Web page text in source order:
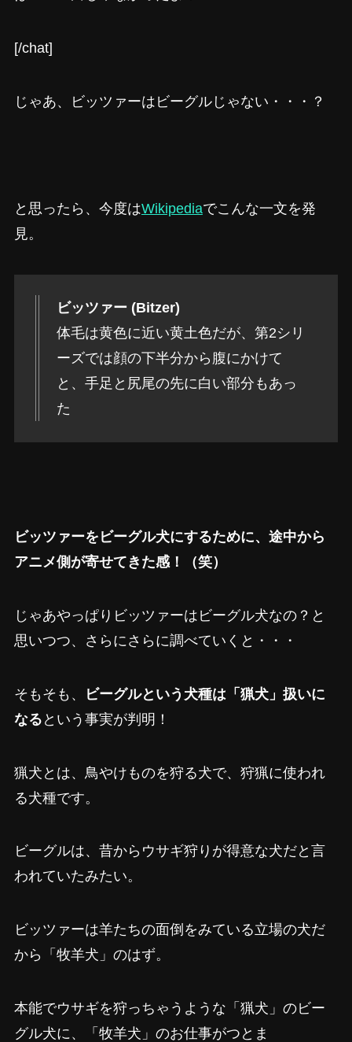
[/chat]
じゃあ、ビッツァーはビーグルじゃない・・・？
と思ったら、今度はWikipediaでこんな一文を発
見。
ビッツァー (Bitzer)
体毛は黄色に近い黄土色だが、第2シリ
ーズでは顔の下半分から腹にかけて
と、手足と尻尾の先に白い部分もあっ
た
ビッツァーをビーグル犬にするために、途中から
アニメ側が寄せてきた感！（笑）
じゃあやっぱりビッツァーはビーグル犬なの？と
思いつつ、さらにさらに調べていくと・・・
そもそも、
ビーグルという犬種は「猟犬」扱いに
なる という事実が判明！
猟犬とは、鳥やけものを狩る犬で、狩猟に使われ
る犬種です。
ビーグルは、昔からウサギ狩りが得意な犬だと言
われていたみたい。
ビッツァーは羊たちの面倒をみている立場の犬だ
から「牧羊犬」のはず。
本能でウサギを狩っちゃうような「猟犬」のビー
グル犬に、「牧羊犬」のお仕事がつとま